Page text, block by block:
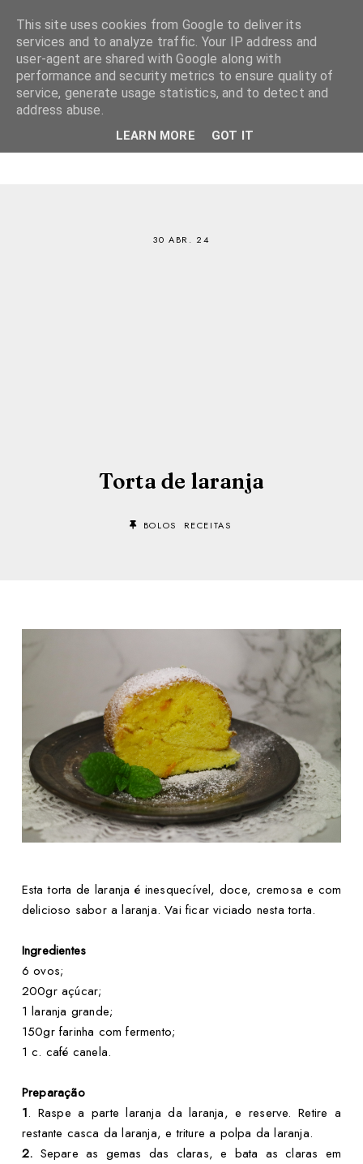
30 ABR. 24
Torta de laranja
BOLOS RECEITAS
Esta torta de laranja é inesquecível, doce, cremosa e com
delicioso sabor a laranja. Vai ficar viciado nesta torta.
Ingredientes
6 ovos;
200gr açúcar;
1 laranja grande;
150gr farinha com fermento;
1 c. café canela.
Preparação
1. Raspe a parte laranja da laranja, e reserve. Retire a
restante casca da laranja, e triture a polpa da laranja.
2. Separe as gemas das claras, e bata as claras em
This site uses cookies from Google to deliver its
services and to analyze traffic. Your IP address and
user-agent are shared with Google along with
performance and security metrics to ensure quality of
service, generate usage statistics, and to detect and
address abuse.
LEARN MORE GOT IT